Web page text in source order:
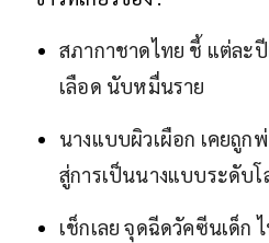
สภากาชาดไทย ชี้ แต่ละปี
เลือด นับหมื่นราย
นางแบบผิวเผือก เคยถูก
สู่การเป็นนางแบบระดับโ
เช็กเลย จุดฉีดวัคซีนเด็ก